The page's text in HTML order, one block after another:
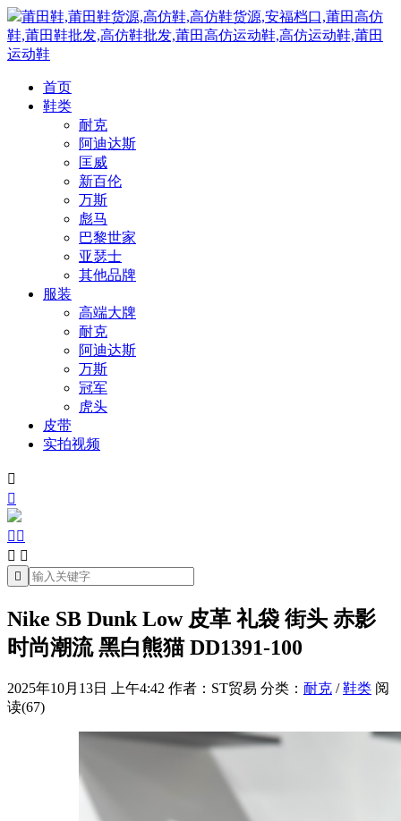
莆田鞋,莆田鞋货源,高仿鞋,高仿鞋货源,安福档口,莆田高仿
鞋,莆田鞋批发,高仿鞋批发,莆田高仿运动鞋,高仿运动鞋,莆田
运动鞋
首页
鞋类
耐克
阿迪达斯
匡威
新百伦
万斯
彪马
巴黎世家
亚瑟士
其他品牌
服装
高端大牌
耐克
阿迪达斯
万斯
冠军
虎头
皮带
实拍视频


 
 

Nike SB Dunk Low 皮革 礼袋 街头 赤影
时尚潮流 黑白熊猫 DD1391-100
2025年10月13日 上午4:42 作者：ST贸易 分类： 耐克 /鞋类 阅
读(67)